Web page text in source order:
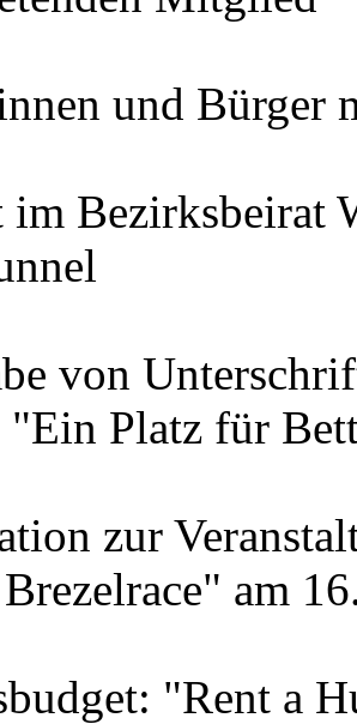
und Bürger
Bezirksbeirat
von
Platz für
zur
am
"Rent a